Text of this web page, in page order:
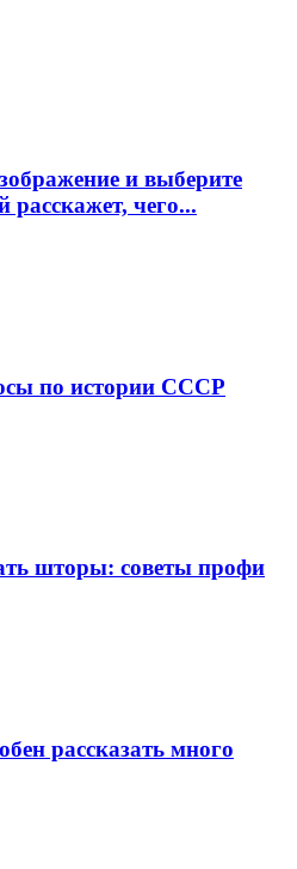
и выберите
расскажет, чего...
по истории СССР
шторы: советы профи
рассказать много